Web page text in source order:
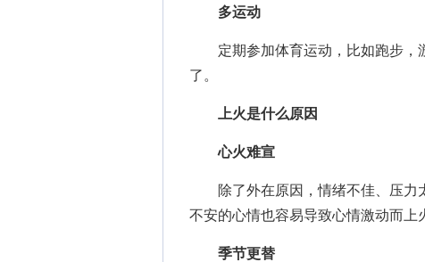
多运动
定期参加体育运动，比如跑步，
了。
上火是什么原因
心火难宣
除了外在原因，情绪不佳、压力
不安的心情也容易导致心情激动而上
季节更替